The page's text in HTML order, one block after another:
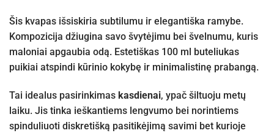
Šis kvapas išsiskiria subtilumu ir elegantiška ramybe.
Kompozicija džiugina savo švytėjimu bei švelnumu, kuris
maloniai apgaubia odą. Estetiškas 100 ml buteliukas
puikiai atspindi kūrinio kokybę ir minimalistinę prabangą.
Tai idealus pasirinkimas kasdienai, ypač šiltuoju metų
laiku. Jis tinka ieškantiems lengvumo bei norintiems
spinduliuoti diskretišką pasitikėjimą savimi bet kurioje